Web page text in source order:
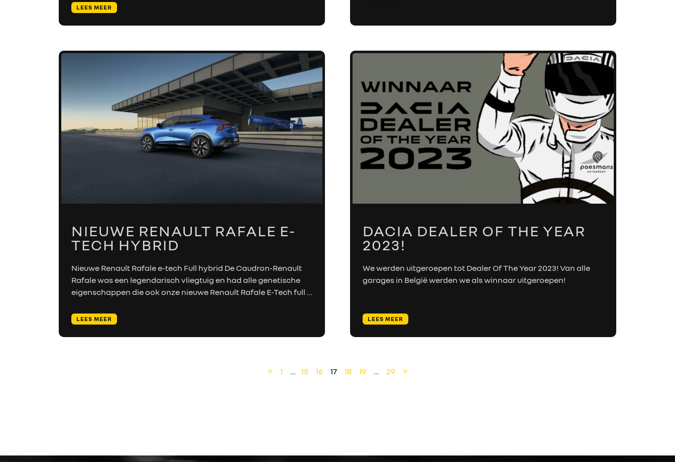
NAVERKOOP
VERHUUR
OVER ONS
WERKEN BIJ
CONTACT
LEES MEER
NIEUWE RENAULT RAFALE E-
TECH HYBRID
Nieuwe Renault Rafale e-tech Full hybrid De Caudron-Renault
Rafale was een legendarisch vliegtuig en had alle genetische
eigenschappen die ook onze nieuwe Renault Rafale E-Tech full …
LEES MEER
DACIA DEALER OF THE YEAR
2023!
We werden uitgeroepen tot Dealer Of The Year 2023! Van alle
garages in België werden we als winnaar uitgeroepen!
LEES MEER
1 … 15 16 17 18 19 … 29